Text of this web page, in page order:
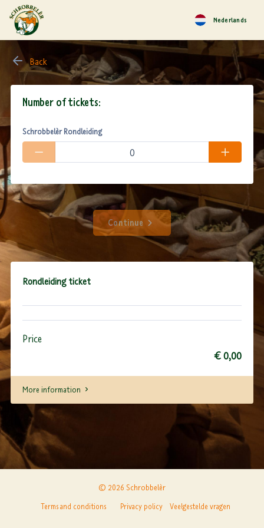
Nederlands
Back
Number of tickets:
Schrobbelèr Rondleiding
Continue
Rondleiding ticket
Price
€ 0,00
More information
© 2026 Schrobbelèr
Terms and conditions Privacy policy Veelgestelde vragen